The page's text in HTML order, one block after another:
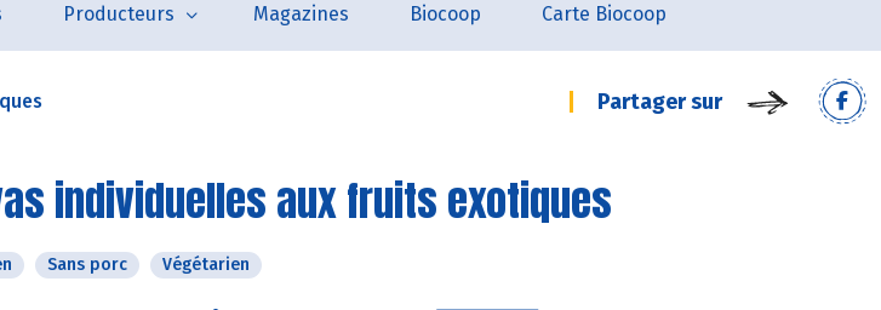
Producteurs Magazines Biocoop Carte Biocoop
Partager sur
individuelles aux fruits exotiques
Sans porc Végétarien